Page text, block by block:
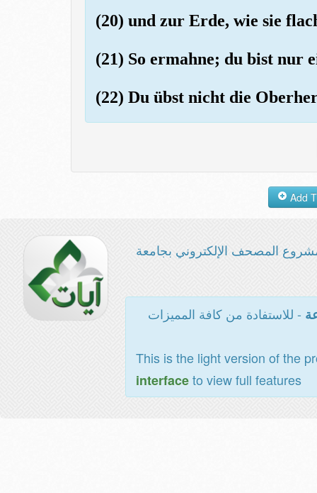
(20) und zur Erde, wie sie
(21) So ermahne; du bist nur
(22) Du übst nicht die
المصحف الإلكتروني بجامعة
- للاستفادة من كافة المميزات
This is the light version of the
interfaceto view full features